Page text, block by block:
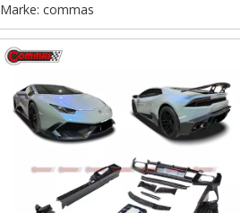
auf Novitec Style Dry Carbon Heckflügel
Marke: commas